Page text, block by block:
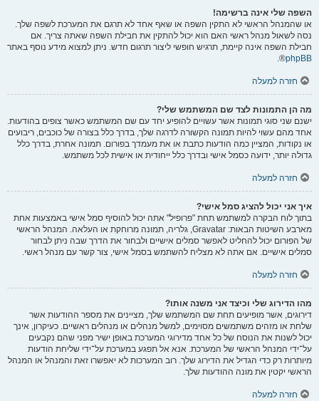
השפה שלי אינה ברשימה!
או שהמנהל הראשי לא התקין השפה או שאף אחד לא תרגם את המערכת לשפה שלך.
נסה לשאול מנהל ראשי האם הוא יכול להתקין את חבילת השפה שאתה צריך. אם
חבילת השפה אינה קיימת, תרגיש חופשי ליצור תרגום חדש. ניתן למצוא מידע נוסף באתר
phpBB
®.
חזרה למעלה
מה הן התמונות לצד שם המשתמש שלי?
ישנם שני סוגי תמונות אשר עשויים להופיע יחד עם שם המשתמש כאשר צופים בהודעות.
אחד מהם עשוי להיות תמונה הקשורה לדרגה שלך, בדרך כלל בצורה של כוכבים, ריבועים
או נקודות, המציין כמה הודעות כתבת או את מעמדך בפורום. תמונה אחרת, בדרך כלל
גדולה יותר, ידועה כסמל אישי ובדרך כלל ייחודית או אישית לכל משתמש.
חזרה למעלה
איך אני יכול להציג סמל אישי?
בתוך לוח הבקרה למשתמש תחת "פרופיל" אתה יכול להוסיף סמל אישי באמצעות אחת
מארבע השיטות הבאות: Gravatar, גלריה, תמונה מרוחקת או העלאה. המנהל הראשי
של הפורום יכול להחליט לאפשר סמלים אישיים ולבחור את הדרך שבה ניתן לבחור
סמלים אישיים. אם אתה לא מצליח להשתמש בסמל אישי, צור קשר עם מנהל ראשי.
חזרה למעלה
מהו הדירוג שלי וכיצד אני משנה אותו?
דירוגים, אשר מופיעים תחת שם המשתמש שלך, מציינים את מספר ההודעות אשר
שלחת או מזהים משתמשים מסוימים, למשל מנהלים או מנהלים ראשיים. כעיקרון, אינך
יכול לשנות את הנוסח של כל אחד מדירוגי המערכת באופן ישיר מפני שהם נקבעים
על־ידי המנהל הראשי של המערכת. אנא אל תפגע במערכת על־ידי שליחת הודעות
מיותרות רק כדי הגדיל את הדירוג שלך. רוב המערכות לא יאפשרו זאת והמנהל או המנהל
הראשי יקטין את מונה ההודעות שלך.
חזרה למעלה